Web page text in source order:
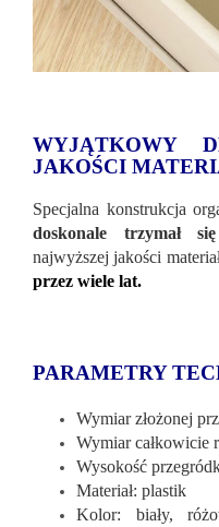
WYJĄTKOWY
JAKOŚCI
Specjalna konstrukcja
doskonale trzymał
najwyższej jakości
przez wiele lat.
PARAMETRY
Wymiar złożonej
Wymiar całkowicie
Wysokość
Materiał: plastik
Kolor: biały,